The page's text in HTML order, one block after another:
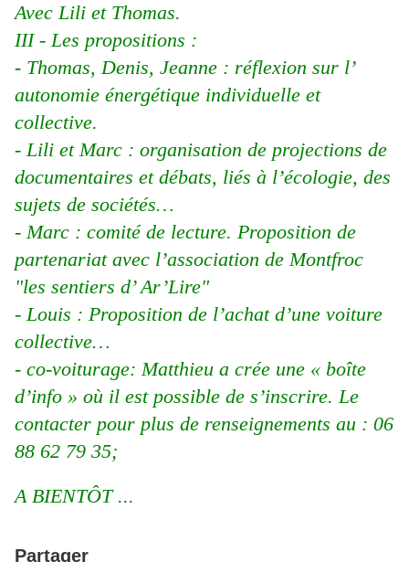
Avec Lili et Thomas.
III - Les propositions :
- Thomas, Denis, Jeanne : réflexion sur l’
autonomie énergétique individuelle et
collective.
- Lili et Marc : organisation de projections de
documentaires et débats, liés à l’écologie, des
sujets de sociétés…
- Marc : comité de lecture. Proposition de
partenariat avec l’association de Montfroc
"les sentiers d’ Ar’Lire"
- Louis : Proposition de l’achat d’une voiture
collective…
- co-voiturage: Matthieu a crée une « boîte
d’info » où il est possible de s’inscrire. Le
contacter pour plus de renseignements au : 06
88 62 79 35;
A BIENTÔT ...
Partager